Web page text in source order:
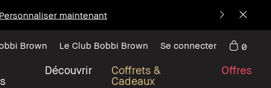
maintenant
Découvrir
Coffrets &
Cadeaux
Offres
Brown Le Club Bobbi Brown Se connecter 0